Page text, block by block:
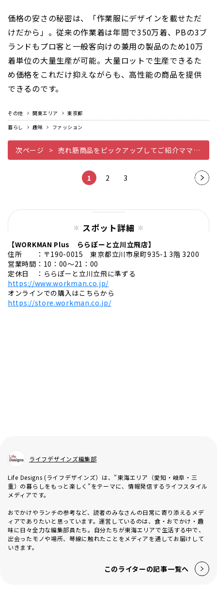
価格の安さの秘密は、「作業服にデザインを載せただ
けだから」。従来の作業着は年間で350万着、PBの3ブ
ランドもプロ客と一般客向けの兼用の製品のため10万
着単位の大量生産が可能。大量ロットで生産できるた
め価格をこれだけ抑えながらも、高性能の商品を提供
できるのです。
その他 関東エリア
東京都
暮らし
趣味 ファッション
次ページ 売れ筋商品をピックアップしてご紹介ママたちに大人気滑りにくいスリッポン
1 2 3
次の
スポット詳細
【WORKMAN Plus ららぽーと立川立飛店】
住所 ：〒190-0015 東京都立川市泉町935-1 3階 3200
営業時間：10：00〜21：00
定休日 ：ららぽーと立川立飛に準ずる
https://www.workman.co.jp/
オンラインでの購入はこちらから
https://store.workman.co.jp/
ライフデザインズ編集部
Life Designs (ライフデザインズ）は、”東海エリア（愛知・岐阜・三
重）の暮らしをもっと楽しく”をテーマに、情報発信するライフスタイル
メディアです。
おでかけやランチの参考など、読者のみなさんの日常に寄り添えるメデ
ィアでありたいと思っています。運営しているのは、食・おでかけ・趣
味に日々全力な編集部員たち。自分たちが東海エリアで生活する中で、
出会ったモノや場所、琴線に触れたことをメディアを通してお届けして
いきます。
このライターの記事一覧へ